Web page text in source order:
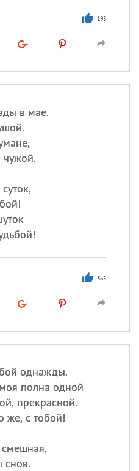
193
в мае.
чужой.
365
однажды.
полна одной
прекрасной.
же, с тобой!
смешная,
снов.